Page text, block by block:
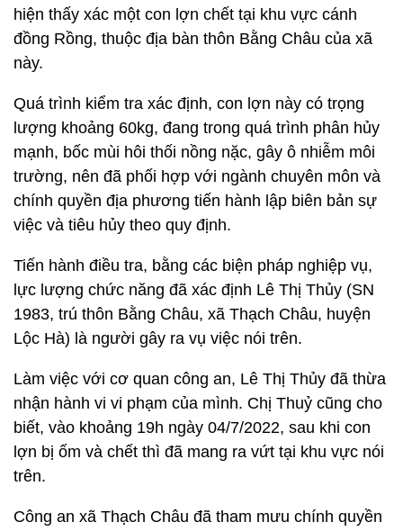
hiện thấy xác một con lợn chết tại khu vực cánh
đồng Rồng, thuộc địa bàn thôn Bằng Châu của xã
này.
Quá trình kiểm tra xác định, con lợn này có trọng
lượng khoảng 60kg, đang trong quá trình phân hủy
mạnh, bốc mùi hôi thối nồng nặc, gây ô nhiễm môi
trường, nên đã phối hợp với ngành chuyên môn và
chính quyền địa phương tiến hành lập biên bản sự
việc và tiêu hủy theo quy định.
Tiến hành điều tra, bằng các biện pháp nghiệp vụ,
lực lượng chức năng đã xác định Lê Thị Thủy (SN
1983, trú thôn Bằng Châu, xã Thạch Châu, huyện
Lộc Hà) là người gây ra vụ việc nói trên.
Làm việc với cơ quan công an, Lê Thị Thủy đã thừa
nhận hành vi vi phạm của mình. Chị Thuỷ cũng cho
biết, vào khoảng 19h ngày 04/7/2022, sau khi con
lợn bị ốm và chết thì đã mang ra vứt tại khu vực nói
trên.
Công an xã Thạch Châu đã tham mưu chính quyền